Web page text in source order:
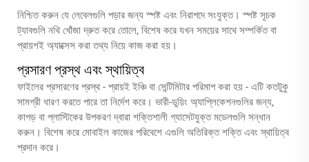
নিশ্চিত করুন যে লেবেলগুলি পড়ার জন্য স্পষ্ট এবং নিরাপদে সংযুক্ত। স্পষ্ট সূচক
ট্যাবগুলি নথি খোঁজা দ্রুত করে তোলে, বিশেষ করে যখন সময়ের সাথে সম্পর্কিত বা
প্রায়শই অ্যাক্সেস করা তথ্য নিয়ে কাজ করা হয়।
প্রসারণ প্রস্থ এবং স্থায়িত্ব
ফাইলের প্রসারণের প্রস্থ - প্রায়ই ইঞ্চি বা সেন্টিমিটার পরিমাপ করা হয় - এটি কতটুকু
সামগ্রী ধারণ করতে পারে তা নির্দেশ করে। ভারী-ডুয়িং অ্যাপ্লিকেশনগুলির জন্য,
কাপড় বা প্লাস্টিকের উপকরণ দ্বারা শক্তিশালী গ্যাসেটযুক্ত মডেলগুলি সন্ধান
করুন। বিশেষ করে মোবাইল কাজের পরিবেশে এগুলি অতিরিক্ত শক্তি এবং স্থায়িত্ব
প্রদান করে।